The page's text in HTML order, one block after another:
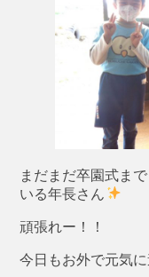
まだまだ卒園式ま
いる年長さん
頑張れー！！
今日もお外で元気に